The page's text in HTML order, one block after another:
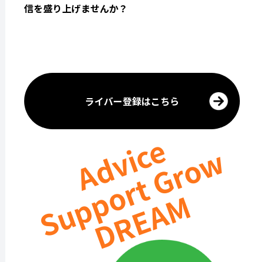
信を盛り上げませんか？
ライバー登録はこちら
Advice
Support Grow
DREAM